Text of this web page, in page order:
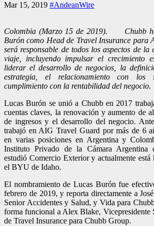
Mar 15, 2019 #AndeanWire
Colombia (Marzo 15 de 2019). Chubb
Burón como Head de Travel Insurance para
será responsable de todos los aspectos de la
viaje, incluyendo impulsar el crecimiento
liderar el desarrollo de negocios, la
estrategia, el relacionamiento con
cumplimiento con la rentabilidad del negocio.
Lucas Burón se unió a Chubb en 2017
cuentas claves, la renovación y aumento de
de ingresos y el desarrollo del negocio.
trabajó en AIG Travel Guard por más de 6
en varias posiciones en Argentina y
Instituto Privado de la Cámara Argentina
estudió Comercio Exterior y actualmente
el BYU de Idaho.
El nombramiento de Lucas Burón fue
febrero de 2019, y reporta directamente a
Senior Accidentes y Salud, y Vida para
forma funcional a Alex Blake, Vicepresidente
de Travel Insurance para Chubb Group.